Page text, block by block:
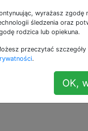
IOS10, jedną z
innej firmy).
dowiedzieć się ...
opuściłem pokój,
zacznie.
wyrażasz
śledzenia oraz
rodzica lub opiekuna.
przeczytać szczegóły
.
OK,